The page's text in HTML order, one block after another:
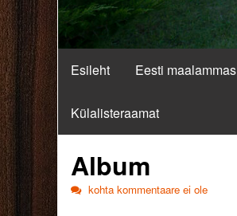
Esileht Eesti maalammas
Külalisteraamat
Album
Album
kohta kommentaare ei ole